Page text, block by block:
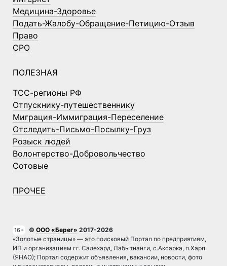
Медицина-Здоровье
Подать-Жалобу-Обращение-Петицию-Отзыв
Право
СРО
ПОЛЕЗНАЯ
ТСС-регионы РФ
Отпускнику-путешественнику
Миграция-Иммиграция-Переселение
Отследить-Письмо-Посылку-Груз
Розыск людей
Волонтерство-Добровольчество
Сотовые
ПРОЧЕЕ
16+ © ООО «Берег» 2017-2026
«Золотые страницы» — это поисковый Портал по предприятиям,
ИП и организациям гг. Салехард, Лабытнанги, с.Аксарка, п.Харп
(ЯНАО); Портал содержит объявления, вакансии, новости, фото